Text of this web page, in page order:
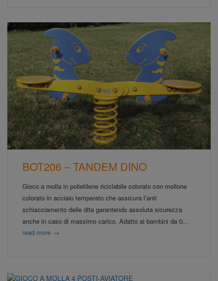
BOT206 – TANDEM DINO
Gioco a molla in polietilene riciclabile colorato con mollone
colorato in acciaio temperato che assicura l’anti
schiacciamento delle dita garantendo assoluta sicurezza
anche in caso di massimo carico. Adatto ai bambini da 0...
read more →